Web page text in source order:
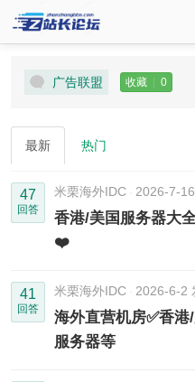
广告联盟 收藏 0
最新 热门
47
回答
米栗海外IDC 2026-7-
香港/美国服务器大
❤️
41
回答
米栗海外IDC 2026-6-2
海外直营机房✅香
服务器等